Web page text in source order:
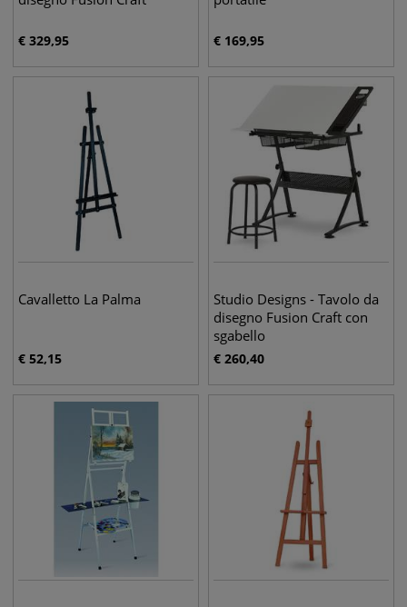
€ 329,95 € 169,95
Cavalletto La Palma
€ 52,15
Studio Designs - Tavolo da
disegno Fusion Craft con
sgabello
€ 260,40